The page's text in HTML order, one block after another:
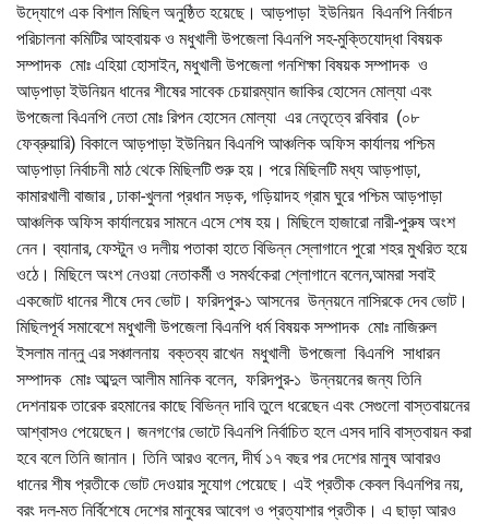
উদ্যোগে এক বিশাল মিছিল অনুষ্ঠিত হয়েছে। আড়পাড়া ইউনিয়ন বিএনপি নির্বাচন
পরিচালনা কমিটির আহবায়ক ও মধুখালী উপজেলা বিএনপি সহ-মুক্তিযোদ্ধা বিষয়ক
সম্পাদক মোঃ এহিয়া হোসাইন, মধুখালী উপজেলা গনশিক্ষা বিষয়ক সম্পাদক ও
আড়পাড়া ইউনিয়ন ধানের শীষের সাবেক চেয়ারম্যান জাকির হোসেন মোল্যা এবং
উপজেলা বিএনপি নেতা মোঃ রিপন হোসেন মোল্যা এর নেতৃত্বে রবিবার (০৮
ফেব্রুয়ারি) বিকালে আড়পাড়া ইউনিয়ন বিএনপি আঞ্চলিক অফিস কার্যালয় পশ্চিম
আড়পাড়া নির্বাচনী মাঠ থেকে মিছিলটি শুরু হয়। পরে মিছিলটি মধ্য আড়পাড়া,
কামারখালী বাজার , ঢাকা-খুলনা প্রধান সড়ক, গড়িয়াদহ গ্রাম ঘুরে পশ্চিম আড়পাড়া
আঞ্চলিক অফিস কার্যালয়ের সামনে এসে শেষ হয়। মিছিলে হাজারো নারী-পুরুষ অংশ
নেন। ব্যানার, ফেস্টুন ও দলীয় পতাকা হাতে বিভিন্ন স্লোগানে পুরো শহর মুখরিত হয়ে
ওঠে। মিছিলে অংশ নেওয়া নেতাকর্মী ও সমর্থকেরা শ্লোগানে বলেন,আমরা সবাই
একজোট ধানের শীষে দেব ভোট। ফরিদপুর-১ আসনের উন্নয়নে নাসিরকে দেব ভোট।
মিছিলপূর্ব সমাবেশে মধুখালী উপজেলা বিএনপি ধর্ম বিষয়ক সম্পাদক মোঃ নাজিরুল
ইসলাম নান্নু এর সঞ্চালনায় বক্তব্য রাখেন মধুখালী উপজেলা বিএনপি সাধারন
সম্পাদক মোঃ আব্দুল আলীম মানিক বলেন, ফরিদপুর-১ উন্নয়নের জন্য তিনি
দেশনায়ক তারেক রহমানের কাছে বিভিন্ন দাবি তুলে ধরেছেন এবং সেগুলো বাস্তবায়নের
আশ্বাসও পেয়েছেন। জনগণের ভোটে বিএনপি নির্বাচিত হলে এসব দাবি বাস্তবায়ন করা
হবে বলে তিনি জানান। তিনি আরও বলেন, দীর্ঘ ১৭ বছর পর দেশের মানুষ আবারও
ধানের শীষ প্রতীকে ভোট দেওয়ার সুযোগ পেয়েছে। এই প্রতীক কেবল বিএনপির নয়,
বরং দল-মত নির্বিশেষে দেশের মানুষের আবেগ ও প্রত্যাশার প্রতীক। এ ছাড়া আরও